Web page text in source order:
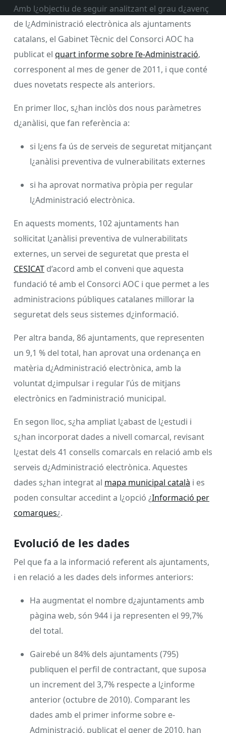
Amb l¿objectiu de seguir analitzant el grau d¿avenç
de l¿Administració electrònica als ajuntaments
catalans, el Gabinet Tècnic del Consorci AOC ha
publicat el quart informe sobre l’e-Administració,
corresponent al mes de gener de 2011, i que conté
dues novetats respecte als anteriors.
En primer lloc, s¿han inclòs dos nous paràmetres
d¿anàlisi, que fan referència a:
si l¿ens fa ús de serveis de seguretat mitjançant
l¿anàlisi preventiva de vulnerabilitats externes
si ha aprovat normativa pròpia per regular
l¿Administració electrònica.
En aquests moments, 102 ajuntaments han
sol·licitat l¿anàlisi preventiva de vulnerabilitats
externes, un servei de seguretat que presta el
CESICAT d’acord amb el conveni que aquesta
fundació té amb el Consorci AOC i que permet a les
administracions públiques catalanes millorar la
seguretat dels seus sistemes d¿informació.
Per altra banda, 86 ajuntaments, que representen
un 9,1 % del total, han aprovat una ordenança en
matèria d¿Administració electrònica, amb la
voluntat d¿impulsar i regular l’ús de mitjans
electrònics en l’administració municipal.
En segon lloc, s¿ha ampliat l¿abast de l¿estudi i
s¿han incorporat dades a nivell comarcal, revisant
l¿estat dels 41 consells comarcals en relació amb els
serveis d¿Administració electrònica. Aquestes
dades s¿han integrat al mapa municipal català i es
poden consultar accedint a l¿opció ¿Informació per
comarques¿.
Evolució de les dades
Pel que fa a la informació referent als ajuntaments,
i en relació a les dades dels informes anteriors:
Ha augmentat el nombre d¿ajuntaments amb
pàgina web, són 944 i ja representen el 99,7%
del total.
Gairebé un 84% dels ajuntaments (795)
publiquen el perfil de contractant, que suposa
un increment del 3,7% respecte a l¿informe
anterior (octubre de 2010). Comparant les
dades amb el primer informe sobre e-
Administració, publicat el gener de 2010, han